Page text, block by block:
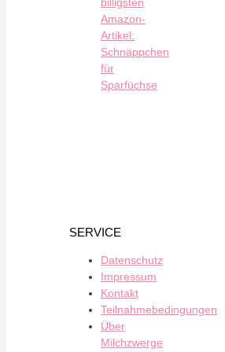
Amazon-
Artikel:
Schnäppchen
für
Sparfüchse
SERVICE
Datenschutz
Impressum
Kontakt
Teilnahmebedingungen
Über
Milchzwerge